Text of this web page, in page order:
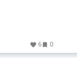
6 0